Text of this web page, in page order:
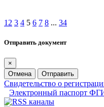
1 2 3 4 5 6 7 8 ... 34
Отправить документ
×
Отмена
Отправить
Свидетельство о
Электронный паспорт